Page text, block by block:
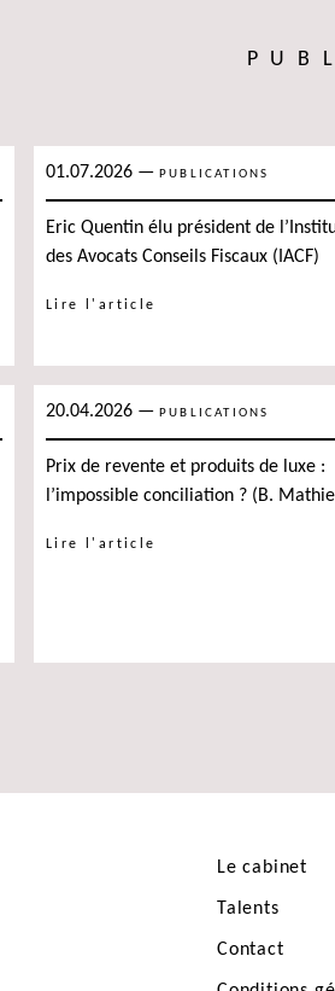
01.07.2026 — PUBLICATIONS
Eric Quentin élu président de
des Avocats Conseils Fiscaux (IACF)
Lire l'article
20.04.2026 — PUBLICATIONS
Prix de revente et produits de luxe :
l’impossible conciliation ? (B.
Lire l'article
Le cabinet
Talents
Contact